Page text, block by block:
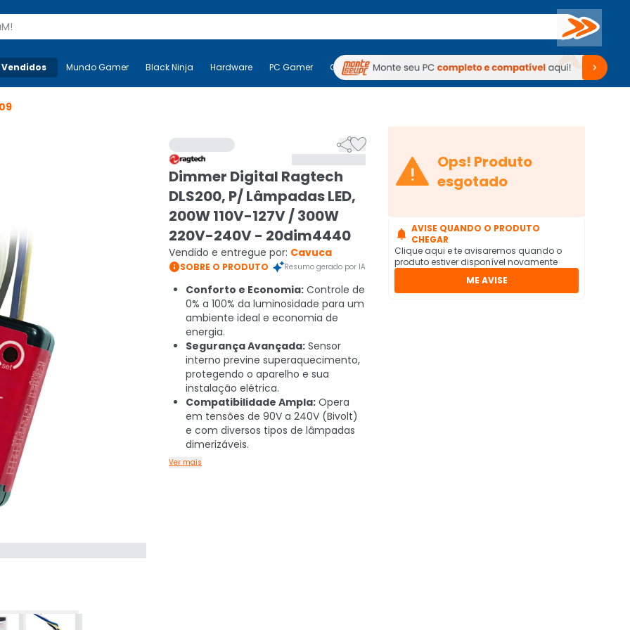
Buscar
Mais-v- Mundo Gamer Black Ninja Hardware PC Gamer Computadores Periféricos TV Venda no KaBuM!
Mundo Gamer Black Ninja Hardware PC Gamer Computadores Periféricos TV Venda no KaBuM!

Dimmer Digital Ragtech
DLS200, P/ Lâmpadas LED,
200W 110V-127V / 300W
220V-240V - 20dim4440
Vendido e entregue por: Cavuca
SOBRE O PRODUTO Resumo gerado por IA
Conforto e Economia: Controle de
0% a 100% da luminosidade para um
ambiente ideal e economia de
energia.
Segurança Avançada: Sensor
interno previne superaquecimento,
protegendo o aparelho e sua
instalação elétrica.
Compatibilidade Ampla: Opera
em tensões de 90V a 240V (Bivolt)
e com diversos tipos de lâmpadas
dimerizáveis.
Ver mais
 Ops! Produto
esgotado
 AVISE QUANDO O PRODUTO
CHEGAR
Clique aqui e te avisaremos quando o
produto estiver disponível novamente
ME AVISE